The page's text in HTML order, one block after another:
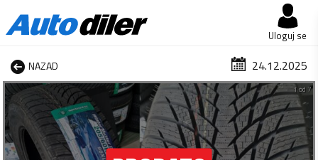
Uloguj se
NAZAD 24.12.2025
1 od 7